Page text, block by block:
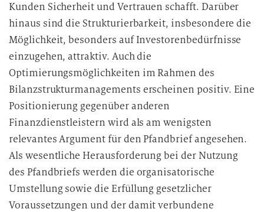
Kunden Sicherheit und Vertrauen schafft. Darüber
hinaus sind die Strukturierbarkeit, insbesondere die
Möglichkeit, besonders auf Investorenbedürfnisse
einzugehen, attraktiv. Auch die
Optimierungsmöglichkeiten im Rahmen des
Bilanzstrukturmanagements erscheinen positiv. Eine
Positionierung gegenüber anderen
Finanzdienstleistern wird als am wenigsten
relevantes Argument für den Pfandbrief angesehen.
Als wesentliche Herausforderung bei der Nutzung
des Pfandbriefs werden die organisatorische
Umstellung sowie die Erfüllung gesetzlicher
Voraussetzungen und der damit verbundene